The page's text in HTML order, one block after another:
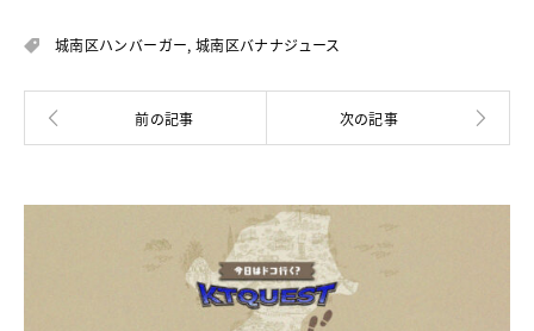
城南区ハンバーガー, 城南区バナナジュース